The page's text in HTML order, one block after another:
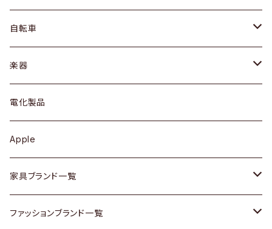
ドレッサー
シェルフ
キュリオケース / 飾り棚
カップボード / 食器棚
チェスト
その他家具
アウター
トップス
ワンピース
ボトムス
靴
スカーフ
プレート / ボウル
カトラリー
ケトル / ティーポット
鍋 / フライパン
Vintage / ヴィンテージ
銀製品
自転車
dahon
楽器
ギター
ベース
その他楽器
電化製品
Apple
家具ブランド一覧
ACME Furniture / アクメ ファニチャー
ファッションブランド一覧